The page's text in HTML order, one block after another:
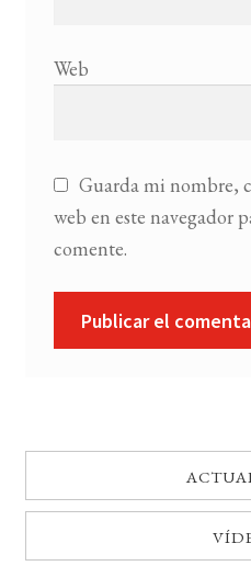
Web
Guarda mi nombre,
web en este navegador
comente.